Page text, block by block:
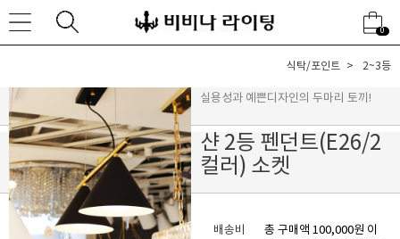
0
식탁/포인트 2~3등
실용성과 예쁜디자인의 두마리 토끼!
샨 2등 펜던트(E26/2
컬러) 소켓
배송비
총 구매액 100,000원 이